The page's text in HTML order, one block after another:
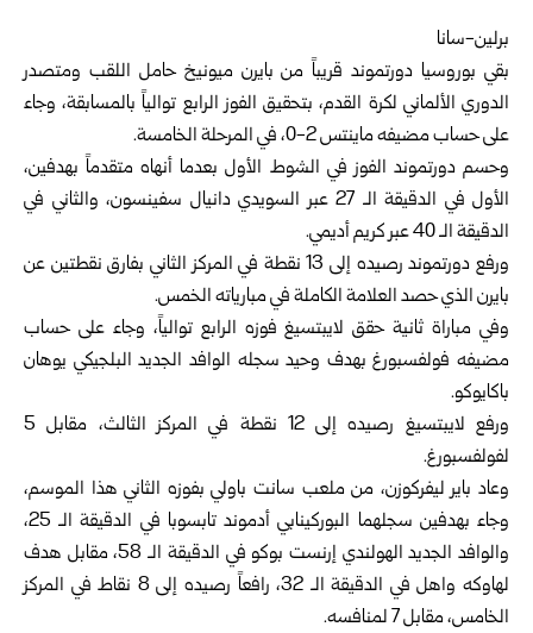
برلين-سانا
بقي بوروسيا دورتموند قريباً من بايرن ميونيخ حامل اللقب ومتصدر
الدوري الألماني لكرة القدم، بتحقيق الفوز الرابع توالياً بالمسابقة، وجاء
على حساب مضيفه ماينتس 2-0، في المرحلة الخامسة.
وحسم دورتموند الفوز في الشوط الأول بعدما أنهاه متقدماً بهدفين،
الأول في الدقيقة الـ 27 عبر السويدي دانيال سفينسون، والثاني في
الدقيقة الـ 40 عبر كريم أديمي.
ورفع دورتموند رصيده إلى 13 نقطة في المركز الثاني بفارق نقطتين عن
بايرن الذي حصد العلامة الكاملة في مبارياته الخمس.
وفي مباراة ثانية حقق لايبتسيغ فوزه الرابع توالياً، وجاء على حساب
مضيفه فولفسبورغ بهدف وحيد سجله الوافد الجديد البلجيكي يوهان
باكايوكو.
ورفع لايبتسيغ رصيده إلى 12 نقطة في المركز الثالث، مقابل 5
لفولفسبورغ.
وعاد باير ليفركوزن، من ملعب سانت باولي بفوزه الثاني هذا الموسم،
وجاء بهدفين سجلهما البوركينابي أدموند تابسوبا في الدقيقة الـ 25،
والوافد الجديد الهولندي إرنست بوكو في الدقيقة الـ 58، مقابل هدف
لهاوكه واهل في الدقيقة الـ 32، رافعاً رصيده إلى 8 نقاط في المركز
الخامس، مقابل 7 لمنافسه.